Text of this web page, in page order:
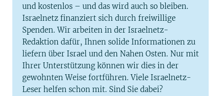
und kostenlos – und das wird auch so bleiben.
Israelnetz finanziert sich durch freiwillige
Spenden. Wir arbeiten in der Israelnetz-
Redaktion dafür, Ihnen solide Informationen zu
liefern über Israel und den Nahen Osten. Nur mit
Ihrer Unterstützung können wir dies in der
gewohnten Weise fortführen. Viele Israelnetz-
Leser helfen schon mit. Sind Sie dabei?